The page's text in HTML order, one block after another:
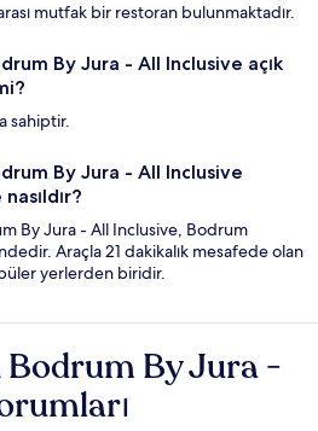
mutfak bir restoran bulunmaktadır.
By Jura - All Inclusive açık
sahiptir.
By Jura - All Inclusive
By Jura - All Inclusive, Bodrum
Araçla 21 dakikalık mesafede olan
yerlerden biridir.
Bodrum By Jura -